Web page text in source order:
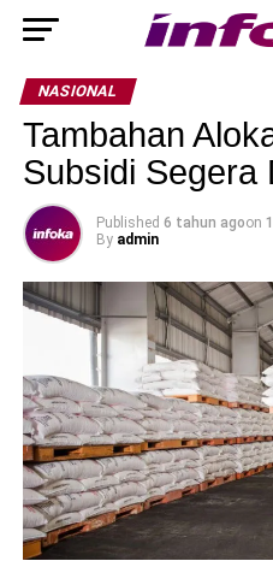
NASIONAL
Tambahan
Subsidi Segera
Published 6 tahun agoon
By admin